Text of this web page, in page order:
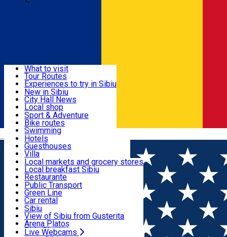
Română
Useful info
Activities & Adventure
Accommodation
Food, Drinks & Nightlife
Transport & Parking
Live Webcams
What to visit
Tour Routes
Experiences to try in Sibiu
Podcast
Culture
Museums
Churches
Parks, Zoo
County of Sibiu
New in Sibiu
City Hall News
Local shop
Sibiu artisans
Sibiul Verde
Public services
Education
How do I get to Sibiu
Tourist Info
Tour Guides
Guided tours
Publicații locale
Beauty salons
Sport & Adventure
Bike routes
Swimming
Riding
Indoor activities
Loc de joacă indoor
Loc de joacă outdoor
Ski
Ice skating
Yoga
Hotels
Guesthouses
Villa
Hostels
Motel
Camping
Renting rooms
Rooms for rent
Accommodation outside Sibiu
Local markets and grocery stores
Local breakfast Sibiu
Restaurante
Pizza
Fast Food
Coffee
Sweets
Pub, Bar
Night clubs
Bakeries
Public Transport
Green Line
Car rental
Rent a bike
Scooter rentals
Taxi
Ride Sharing
Sibiu
View of Sibiu from Gusterita
Arena Platoș
Live Webcams